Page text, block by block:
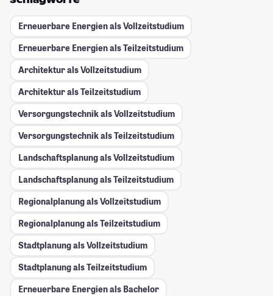
Erneuerbare Energien als Vollzeitstudium
Erneuerbare Energien als Teilzeitstudium
Architektur als Vollzeitstudium
Architektur als Teilzeitstudium
Versorgungstechnik als Vollzeitstudium
Versorgungstechnik als Teilzeitstudium
Landschaftsplanung als Vollzeitstudium
Landschaftsplanung als Teilzeitstudium
Regionalplanung als Vollzeitstudium
Regionalplanung als Teilzeitstudium
Stadtplanung als Vollzeitstudium
Stadtplanung als Teilzeitstudium
Erneuerbare Energien als Bachelor